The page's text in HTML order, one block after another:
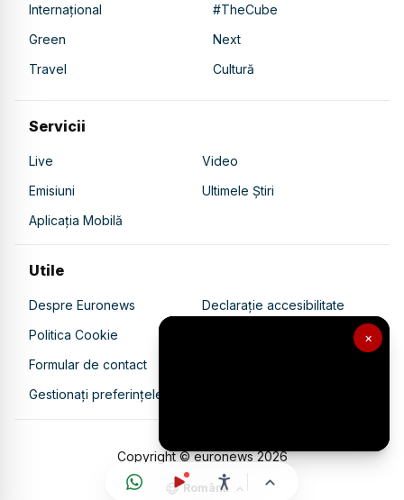
×
Internațional
#TheCube
Green
Next
Travel
Cultură
Servicii
Live
Video
Emisiuni
Ultimele Știri
Aplicația Mobilă
Utile
Despre Euronews
Declarație accesibilitate
Politica Cookie
Politica de confidențialitate
Formular de contact
Gestionați preferințele
Copyright © euronews2026
Română